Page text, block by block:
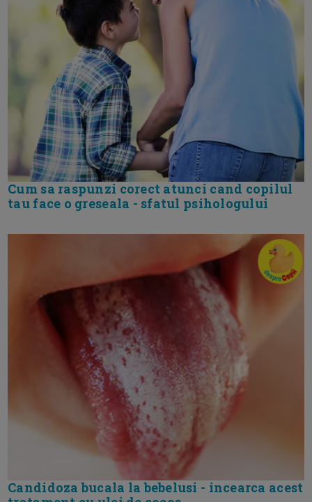
Cum sa raspunzi corect atunci cand copilul
tau face o greseala - sfatul psihologului
Candidoza bucala la bebelusi - incearca acest